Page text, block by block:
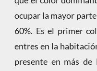
ocupar la mayor
60%. Es el primer
entres en la
presente en más